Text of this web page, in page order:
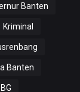
Banten
Kriminal
Banten